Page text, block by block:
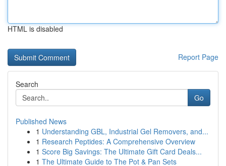
HTML is disabled
Report Page
Search
Go
Published News
1 Understanding GBL, Industrial Gel Removers, and...
1 Research Peptides: A Comprehensive Overview
1 Score Big Savings: The Ultimate Gift Card Deals...
1 The Ultimate Guide to The Pot & Pan Sets